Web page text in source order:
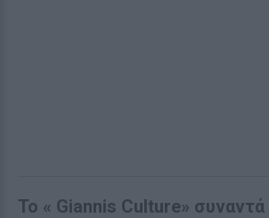
Το « Giannis Culture» συναντά